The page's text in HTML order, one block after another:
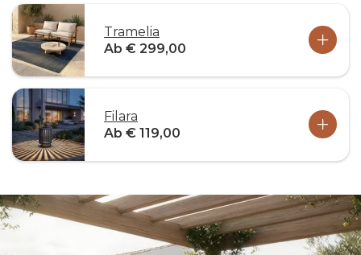
Tramelia
Ab € 299,00
Filara
Ab € 119,00